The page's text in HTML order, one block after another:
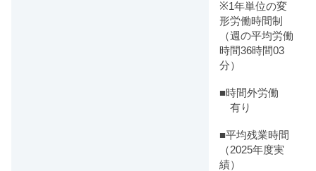
※1年単位の変
形労働時間制
（週の平均労働
時間36時間03
分）
■時間外労働
有り
■平均残業時間
（2025年度実
績）